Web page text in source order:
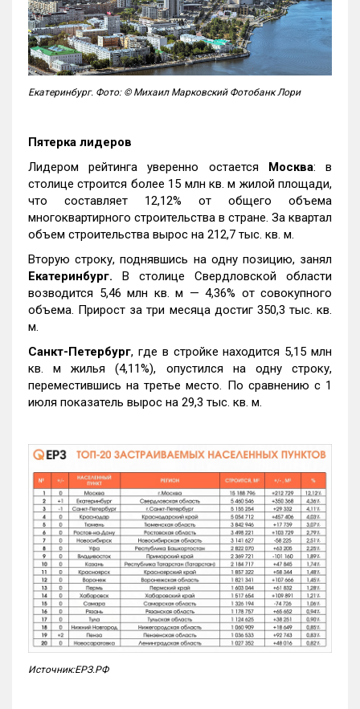
Екатеринбург. Фото: © Михаил Марковский Фотобанк Лори
Пятерка лидеров
Лидером рейтинга уверенно остается Москва: в
столице строится более 15 млн кв. м жилой площади,
что составляет 12,12% от общего объема
многоквартирного строительства в стране. За квартал
объем строительства вырос на 212,7 тыс. кв. м.
Вторую строку, поднявшись на одну позицию, занял
Екатеринбург. В столице Свердловской области
возводится 5,46 млн кв. м — 4,36% от совокупного
объема. Прирост за три месяца достиг 350,3 тыс. кв.
м.
Санкт-Петербург, где в стройке находится 5,15 млн
кв. м жилья (4,11%), опустился на одну строку,
переместившись на третье место. По сравнению с 1
июля показатель вырос на 29,3 тыс. кв. м.
Источник:ЕРЗ.РФ